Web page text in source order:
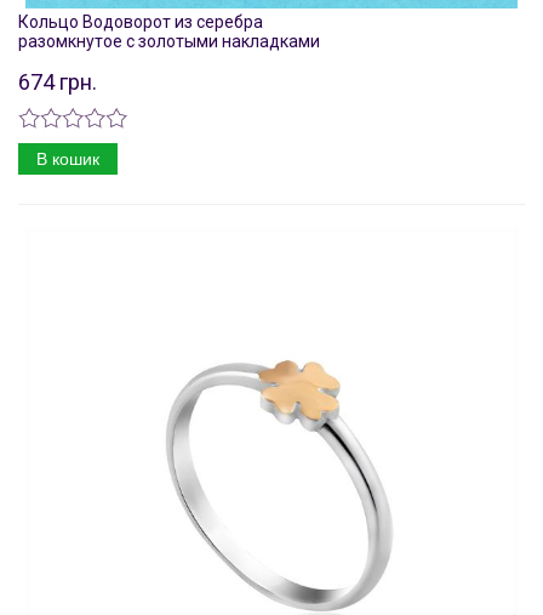
Кольцо Водоворот из серебра
разомкнутое с золотыми накладками
674 грн.
В кошик